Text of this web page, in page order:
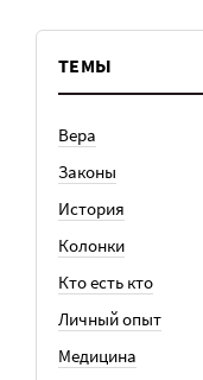
ТЕМЫ
Вера
Законы
История
Колонки
Кто есть кто
Личный опыт
Медицина